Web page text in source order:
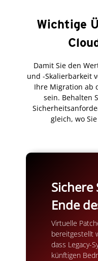
Wichtige
Damit Sie den
und -Skalierbarkeit
Ihre Migration ab
sein. Behalten
gleich, wo
Sichere
Ende
Virtuelle
bereitgestellt
dass Legacy-
künftigen